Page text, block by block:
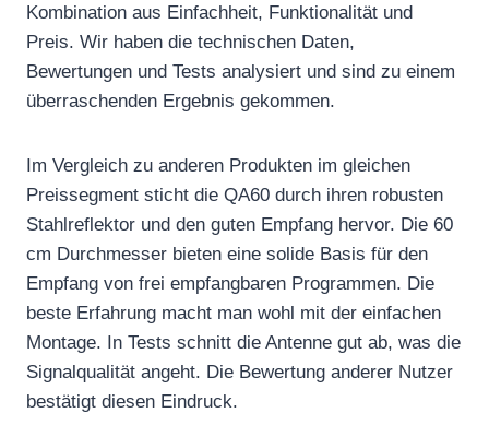
Kombination aus Einfachheit, Funktionalität und
Preis. Wir haben die technischen Daten,
Bewertungen und Tests analysiert und sind zu einem
überraschenden Ergebnis gekommen.
Im Vergleich zu anderen Produkten im gleichen
Preissegment sticht die QA60 durch ihren robusten
Stahlreflektor und den guten Empfang hervor. Die 60
cm Durchmesser bieten eine solide Basis für den
Empfang von frei empfangbaren Programmen. Die
beste Erfahrung macht man wohl mit der einfachen
Montage. In Tests schnitt die Antenne gut ab, was die
Signalqualität angeht. Die Bewertung anderer Nutzer
bestätigt diesen Eindruck.